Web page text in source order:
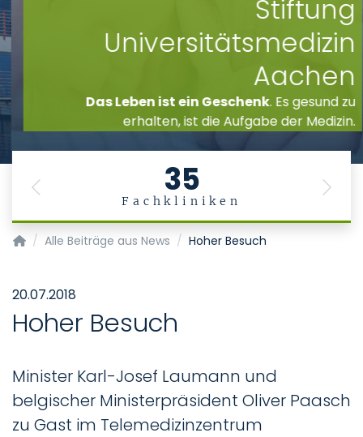
Stiftung
Universitätsmedizin
Aachen
Das Leben ist ein Geschenk. Es gesund zu
erhalten, ist die Aufgabe der Medizin.
35
Fachkliniken
Previous Next
Startseite
Alle Beiträge aus News Hoher Besuch
20.07.2018
Hoher Besuch
Minister Karl-Josef Laumann und
belgischer Ministerpräsident Oliver Paasch
zu Gast im Telemedizinzentrum